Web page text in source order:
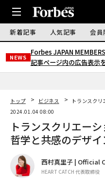
新着記事 人気記事 会員
NEWS
Forbes JAPAN
記事ページ内の広告表示
トップ ビジネス
トランスク
2024.01.04 08:00
トランスクリエー
哲学と共感のデザイ
西村真里子 | Official
HEART CATCH 代表取締役